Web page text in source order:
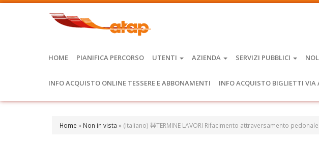
HOME PIANIFICA PERCORSO UTENTI AZIENDA SERVIZI PUBBLICI
INFO ACQUISTO ONLINE TESSERE E ABBONAMENTI INFO ACQUISTO BIGLIETTI VIA
Home » Non in vista » (Italiano) 🚧TERMINE LAVORI Rifacimento attraversamento